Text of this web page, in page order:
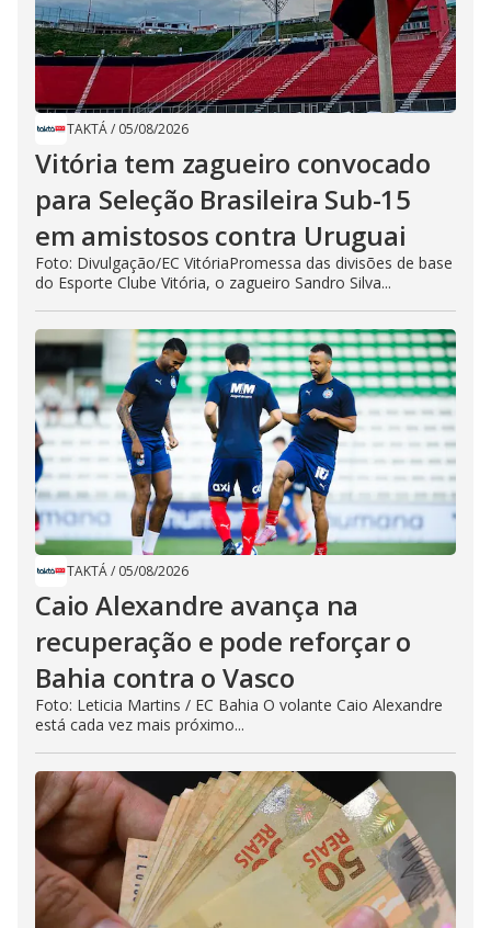
TAKTÁ/ 05/08/2026
Vitória tem zagueiro convocado
para Seleção Brasileira Sub-15
em amistosos contra Uruguai
Foto: Divulgação/EC VitóriaPromessa das divisões de base
do Esporte Clube Vitória, o zagueiro Sandro Silva...
TAKTÁ/ 05/08/2026
Caio Alexandre avança na
recuperação e pode reforçar o
Bahia contra o Vasco
Foto: Leticia Martins / EC Bahia O volante Caio Alexandre
está cada vez mais próximo...